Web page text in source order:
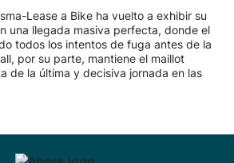
Lease a Bike ha vuelto a exhibir su
una llegada masiva perfecta, donde el
todos los intentos de fuga antes de la
por su parte, mantiene el maillot
de la última y decisiva jornada en las